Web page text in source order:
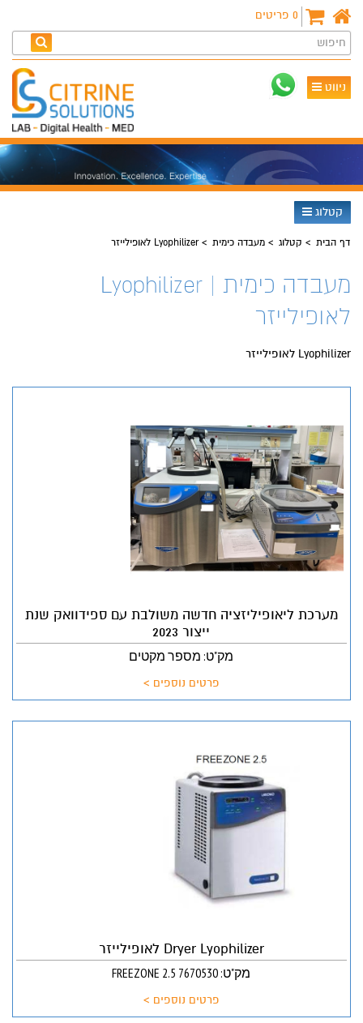
0 פריטים
חיפוש
ניווט
קטלוג
דף הבית קטלוג מעבדה כימית Lyophilizer לאופילייזר
מעבדה כימית | Lyophilizer
לאופילייזר
Lyophilizer לאופילייזר
מערכת ליאופיליזציה חדשה משולבת עם ספידוואק שנת
ייצור 2023
מק"ט: מספר מקטים
פרטים נוספים >
Dryer Lyophilizer לאופילייזר
מק"ט: FREEZONE 2.5 7670530
פרטים נוספים >